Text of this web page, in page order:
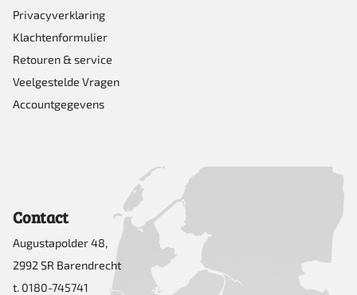
Privacyverklaring
Klachtenformulier
Retouren & service
Veelgestelde Vragen
Accountgegevens
Contact
Augustapolder 48,
2992 SR Barendrecht
t. 0180-745741